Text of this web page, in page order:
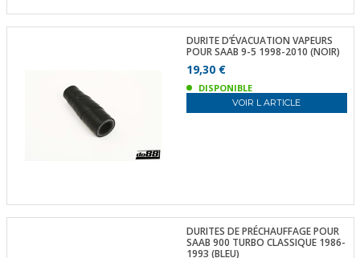
DURITE D’ÉVACUATION VAPEURS
POUR SAAB 9-5 1998-2010 (NOIR)
19,30 €
DISPONIBLE
VOIR L ARTICLE
DURITES DE PRÉCHAUFFAGE POUR
SAAB 900 TURBO CLASSIQUE 1986-
1993 (BLEU)